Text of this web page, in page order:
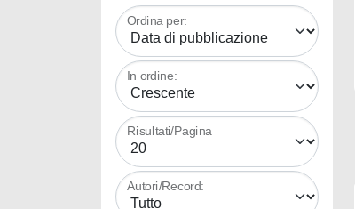
Ordina per:
In ordine:
Risultati/Pagina
Autori/Record: